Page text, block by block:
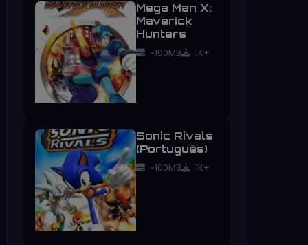
Mega Man X:
Maverick
Hunters
~100MB 1K+
Sonic Rivals
(Português)
~100MB 1K+